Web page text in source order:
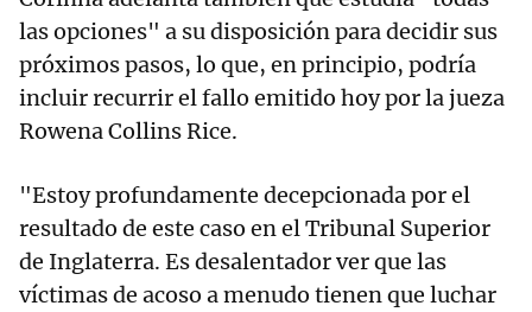
las opciones" a su disposición para decidir sus
próximos pasos, lo que, en principio, podría
incluir recurrir el fallo emitido hoy por la jueza
Rowena Collins Rice.
"Estoy profundamente decepcionada por el
resultado de este caso en el Tribunal Superior
de Inglaterra. Es desalentador ver que las
víctimas de acoso a menudo tienen que luchar